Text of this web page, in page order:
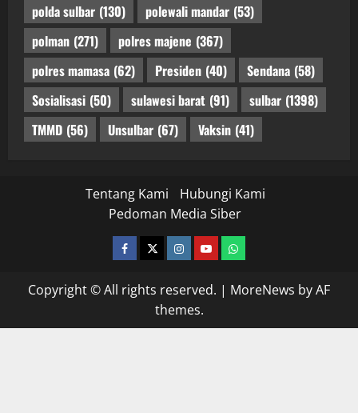
polda sulbar (130) polewali mandar (53)
polman (271) polres majene (367)
polres mamasa (62) Presiden (40) Sendana (58)
Sosialisasi (50) sulawesi barat (91) sulbar (1398)
TMMD (56) Unsulbar (67) Vaksin (41)
Tentang Kami
Hubungi Kami
Pedoman Media Siber
facebooktwitterinstagram.com
youtubewhatsapp
Copyright © All rights reserved. | MoreNews by AF
themes.